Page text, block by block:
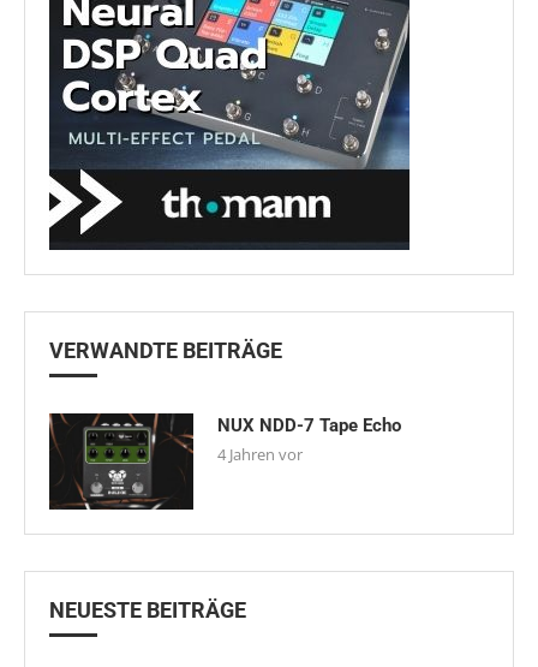
VERWANDTE BEITRÄGE
NUX NDD-7 Tape Echo
4 Jahren vor
NEUESTE BEITRÄGE